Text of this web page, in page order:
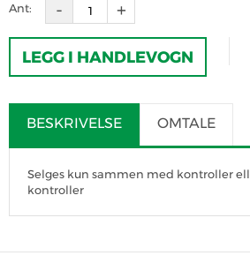
Ant:
LEGG I HANDLEVOGN
BESKRIVELSE OMTALE
Selges kun sammen med kontroller
kontroller
SKRIV OMTALE